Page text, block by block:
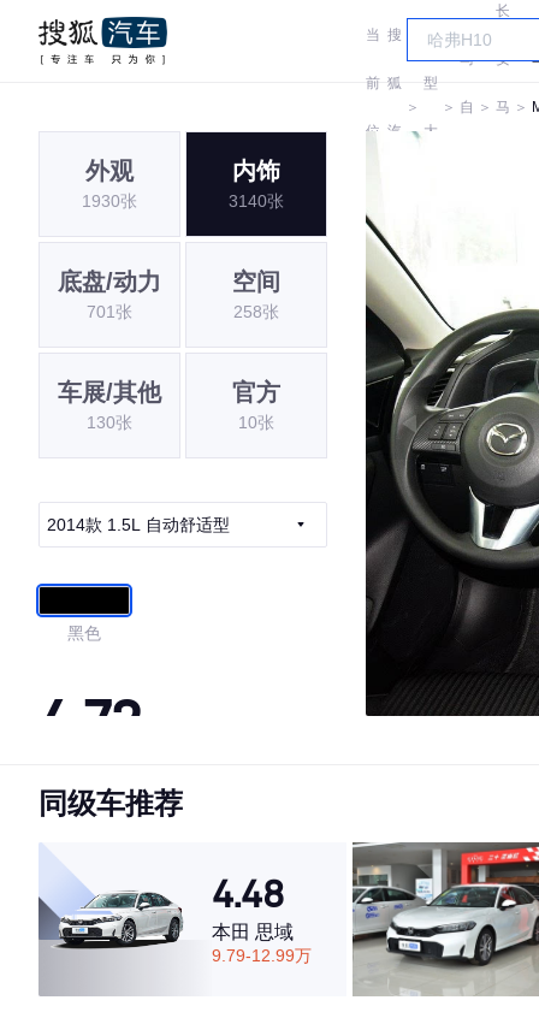
当
前
位
搜
狐
汽
＞
车
型
大
＞
马
自 ＞
长
安
马 ＞
外观
1930张
内饰
3140张
底盘/动力
701张
空间
258张
车展/其他
130张
官方
10张
2014款 1.5L 自动舒适型
黑色
4.72
·外观表现较为优秀，优于88%同级车
·空间表现一般，低于74%同级车
同级车推荐
4.48
本田 思域
9.79-12.99万